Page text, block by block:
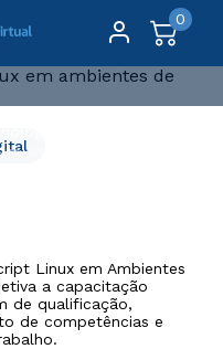
0
ambientes de redes
de
Linux em Ambientes
a capacitação
de qualificação,
de competências e